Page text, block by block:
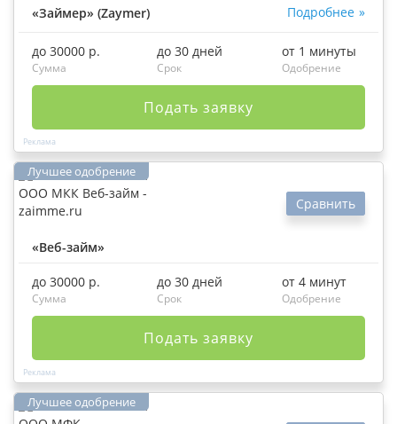
«Займер» (Zaymer) Подробнее
до 30000 р.
Сумма
до 30 дней
Срок
от 1 минуты
Одобрение
Подать заявку
«Веб-займ»
Сравнить
до 30000 р.
Сумма
до 30 дней
Срок
от 4 минут
Одобрение
Подать заявку